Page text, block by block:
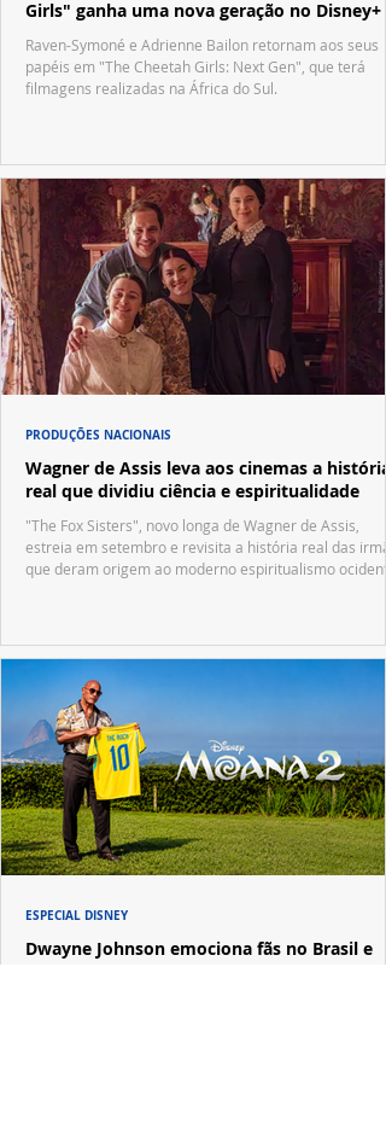
Girls" ganha uma nova geração no Disney+
Raven-Symoné e Adrienne Bailon retornam aos seus
papéis em "The Cheetah Girls: Next Gen", que terá
filmagens realizadas na África do Sul.
Wagner de Assis leva aos cinemas a história
real que dividiu ciência e espiritualidade
"The Fox Sisters", novo longa de Wagner de Assis,
estreia em setembro e revisita a história real das
que deram origem ao moderno espiritualismo
PRODUÇÕES NACIONAIS
Dwayne Johnson emociona fãs no Brasil e
ESPECIAL DISNEY